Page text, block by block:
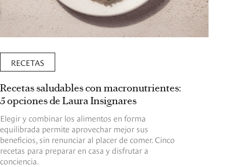
RECETAS
Recetas saludables con macronutrientes:
5 opciones de Laura Insignares
Elegir y combinar los alimentos en forma
equilibrada permite aprovechar mejor sus
beneficios, sin renunciar al placer de comer. Cinco
recetas para preparar en casa y disfrutar a
conciencia.